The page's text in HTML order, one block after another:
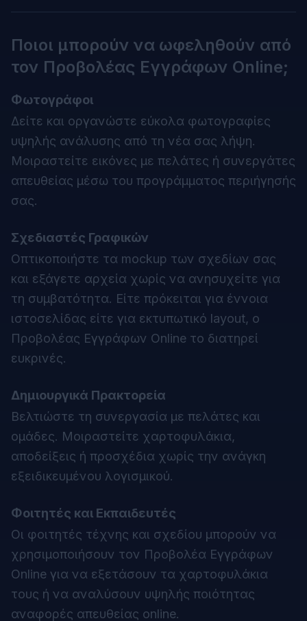
Ποιοι μπορούν να ωφεληθούν από
τον Προβολέας Εγγράφων Online;
Φωτογράφοι
Δείτε και οργανώστε εύκολα φωτογραφίες
υψηλής ανάλυσης από τη νέα σας λήψη.
Μοιραστείτε εικόνες με πελάτες ή συνεργάτες
απευθείας μέσω του προγράμματος περιήγησής
σας.
Σχεδιαστές Γραφικών
Οπτικοποιήστε τα mockup των σχεδίων σας
και εξάγετε αρχεία χωρίς να ανησυχείτε για
τη συμβατότητα. Είτε πρόκειται για έννοια
ιστοσελίδας είτε για εκτυπωτικό layout, ο
Προβολέας Εγγράφων Online το διατηρεί
ευκρινές.
Δημιουργικά Πρακτορεία
Βελτιώστε τη συνεργασία με πελάτες και
ομάδες. Μοιραστείτε χαρτοφυλάκια,
αποδείξεις ή προσχέδια χωρίς την ανάγκη
εξειδικευμένου λογισμικού.
Φοιτητές και Εκπαιδευτές
Οι φοιτητές τέχνης και σχεδίου μπορούν να
χρησιμοποιήσουν τον Προβολέα Εγγράφων
Online για να εξετάσουν τα χαρτοφυλάκια
τους ή να αναλύσουν υψηλής ποιότητας
αναφορές απευθείας online.